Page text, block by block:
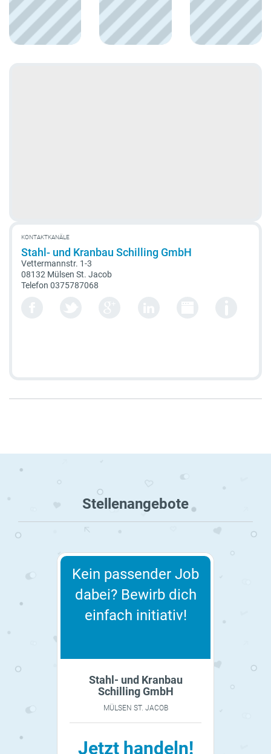
KONTAKTKANÄLE
Stahl- und Kranbau Schilling GmbH
Vettermannstr. 1-3
08132 Mülsen St. Jacob
Telefon 0375787068
Stellenangebote
Kein passender Job
dabei? Bewirb dich
einfach initiativ!
Stahl- und Kranbau
Schilling GmbH
MÜLSEN ST. JACOB
Jetzt handeln!